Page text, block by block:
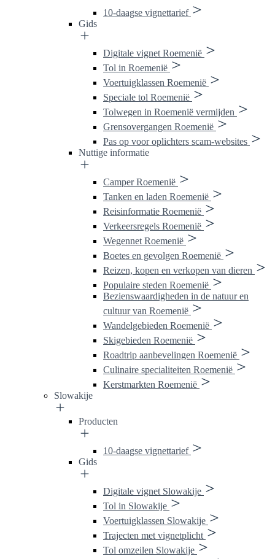
10-daagse vignettarief
Gids
Digitale vignet Roemenië
Tol in Roemenië
Voertuigklassen Roemenië
Speciale tol Roemenië
Tolwegen in Roemenië vermijden
Grensovergangen Roemenië
Pas op voor oplichters scam-websites
Nuttige informatie
Camper Roemenië
Tanken en laden Roemenië
Reisinformatie Roemenië
Verkeersregels Roemenië
Wegennet Roemenië
Boetes en gevolgen Roemenië
Reizen, kopen en verkopen van dieren
Populaire steden Roemenië
Bezienswaardigheden in de natuur en
cultuur van Roemenië
Wandelgebieden Roemenië
Skigebieden Roemenië
Roadtrip aanbevelingen Roemenië
Culinaire specialiteiten Roemenië
Kerstmarkten Roemenië
Slowakije
Producten
10-daagse vignettarief
Gids
Digitale vignet Slowakije
Tol in Slowakije
Voertuigklassen Slowakije
Trajecten met vignetplicht
Tol omzeilen Slowakije